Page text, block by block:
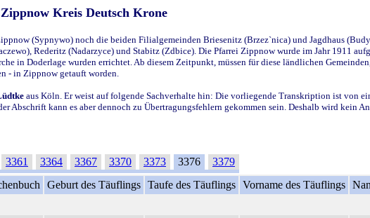
Kreis Deutsch Krone
(Sypnywo) noch die beiden Filialgemeinden Briesenitz (Brzez`nica) und Jagdhaus
Rederitz (Nadarzyce) und Stabitz (Zdbice). Die Pfarrei Zippnow wurde im Jahr 1911
in Doderlage wurden errichtet. Ab diesem Zeitpunkt, müssen für diese ländlichen
- in Zippnow getauft worden.
aus Köln. Er weist auf folgende Sachverhalte hin: Die vorliegende Transkription ist von
Abschrift kann es aber dennoch zu Übertragungsfehlern gekommen sein. Deshalb wird kein
3361 3364 3367 3370 3373 3376
3379
Geburt des Täuflings Taufe des Täuflings Vorname des Täuflings